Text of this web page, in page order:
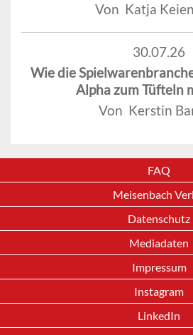
Von Katja
30.07.26
Wie die
Alpha zum Tüfteln
Von Kerstin
FAQ
Meisenbach
Datenschutz
Mediadaten
Impressum
Instagram
LinkedIn